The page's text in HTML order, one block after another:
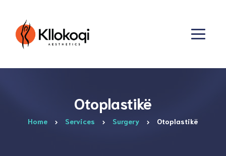
Otoplastikë
Home Services Surgery Otoplastikë